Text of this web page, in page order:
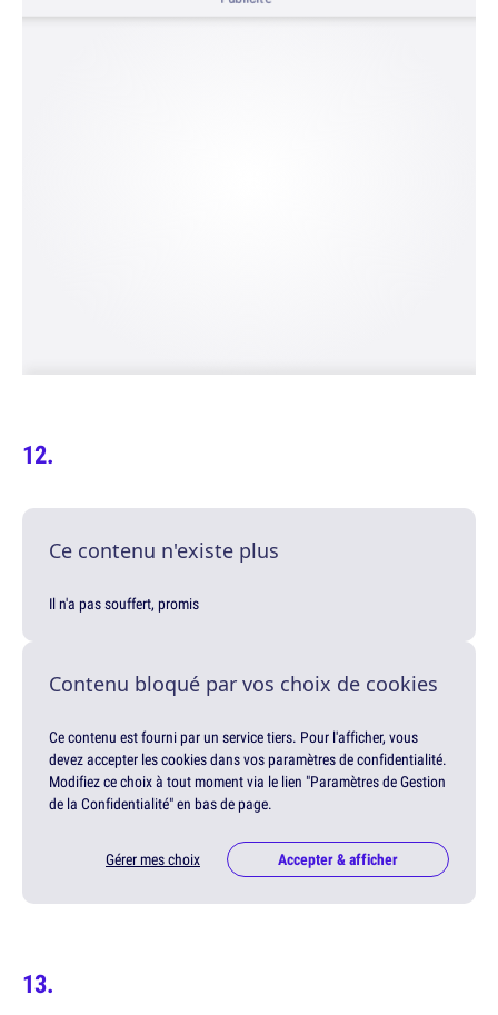
Ce contenu n'existe plus
Il n'a pas souffert, promis
Contenu bloqué par vos choix de cookies
Ce contenu est fourni par un service tiers. Pour l'afficher, vous
devez accepter les cookies dans vos paramètres de confidentialité.
Modifiez ce choix à tout moment via le lien "Paramètres de Gestion
de la Confidentialité" en bas de page.
Gérer mes choix Accepter & afficher